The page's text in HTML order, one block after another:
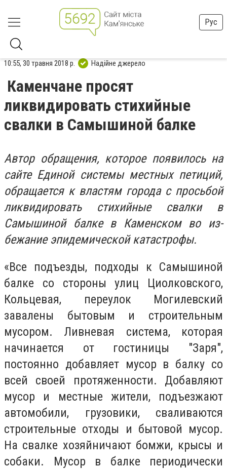
Рус
10:55, 30 травня 2018 р. Надійне джерело
Каменчане просят
ликвидировать стихийные
свалки в Самышиной балке
Автор обращения, которое появилось на
сайте Единой системы местных петиций,
обращается к властям города с просьбой
ликвидировать стихийные свалки в
Самышиной балке в Каменском во из-
бежание эпидемической катастрофы.
«Все подъезды, подходы к Самышиной
балке со стороны улиц Циолковского,
Кольцевая, переулок Могилевский
завалены бытовым и строительным
мусором. Ливневая система, которая
начинается от гостиницы "Заря",
постоянно добавляет мусор в балку со
всей своей протяженности. Добавляют
мусор и местные жители, подъезжают
автомобили, грузовики, сваливаются
строительные отходы и бытовой мусор.
На свалке хозяйничают бомжи, крысы и
собаки. Мусор в балке периодически